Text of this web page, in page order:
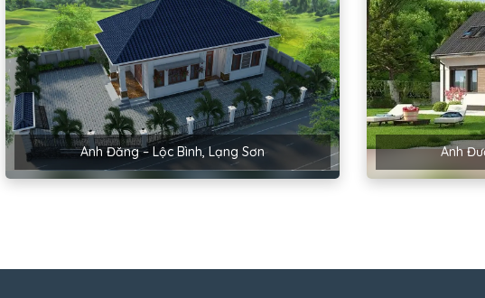
Anh Đăng – Lộc Bình, Lạng Sơn Anh